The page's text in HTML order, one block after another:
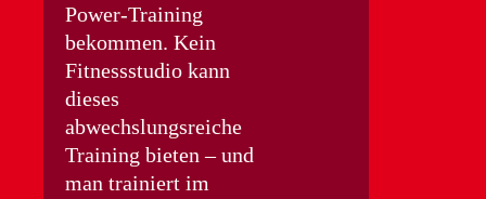
Power-Training
bekommen. Kein
Fitnessstudio kann
dieses
abwechslungsreiche
Training bieten – und
man trainiert im